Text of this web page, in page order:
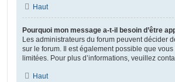
Haut
Pourquoi mon message a-t-il besoin d’être
Les administrateurs du forum peuvent décider
sur le forum. Il est également possible que
limitées. Pour plus d’informations, veuillez
Haut